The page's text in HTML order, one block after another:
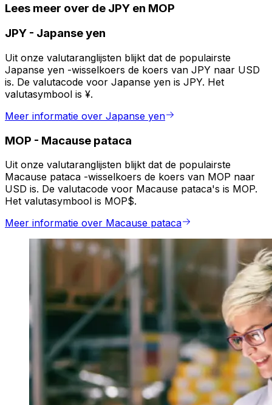
Lees meer over de JPY en MOP
JPY - Japanse yen
Uit onze valutaranglijsten blijkt dat de populairste
Japanse yen -wisselkoers de koers van JPY naar USD
is. De valutacode voor Japanse yen is JPY. Het
valutasymbool is ¥.
Meer informatie over Japanse yen
MOP - Macause pataca
Uit onze valutaranglijsten blijkt dat de populairste
Macause pataca -wisselkoers de koers van MOP naar
USD is. De valutacode voor Macause pataca's is MOP.
Het valutasymbool is MOP$.
Meer informatie over Macause pataca